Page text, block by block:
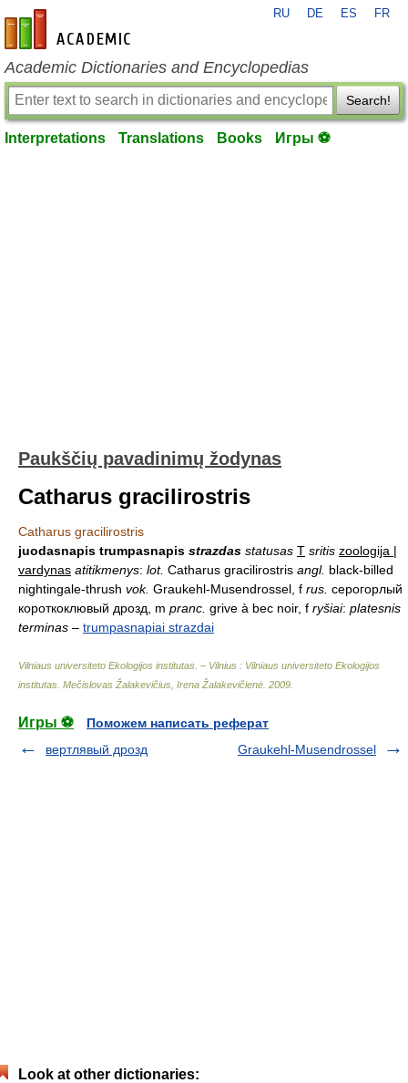
en-academic.com
RU DE ES FR
Academic Dictionaries and Encyclopedias
Search!
Interpretations Translations Books Игры ⚽
Paukščių pavadinimų žodynas
Catharus gracilirostris
Catharus gracilirostris
juodasnapis trumpasnapis strazdas statusas T sritis zoologija |
vardynas atitikmenys: lot. Catharus gracilirostris angl. black-billed
nightingale-thrush vok. Graukehl-Musendrossel, f rus. серогорлый
короткоклювый дрозд, m pranc. grive à bec noir, f ryšiai: platesnis
terminas – trumpasnapiai strazdai
Vilniaus universiteto Ekologijos institutas. – Vilnius : Vilniaus universiteto Ekologijos
institutas Mečislovas Žalakevičius, Irena Žalakevičienė 2009
Игры ⚽
Поможем написать реферат
вертлявый дрозд
Graukehl-Musendrossel
Look at other dictionaries: